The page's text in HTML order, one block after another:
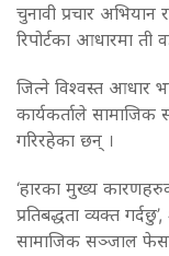
चुनावी प्रचार अभियान
रिपोर्टका आधारमा ती
जित्ने विश्वस्त आधार
कार्यकर्ताले
गरिरहेका छन् ।
‘हारका मुख्य
प्रतिबद्धता व्यक्त
सामाजिक सञ्जाल